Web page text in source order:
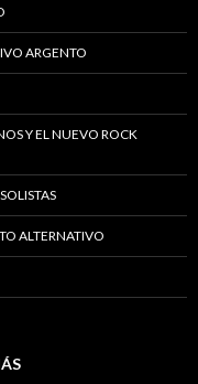
ARGENTO
Y EL NUEVO ROCK
ALTERNATIVO